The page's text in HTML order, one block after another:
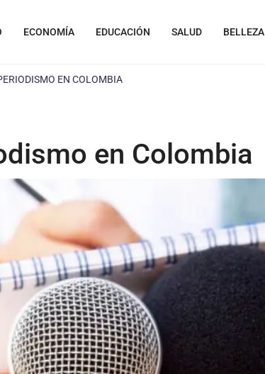
ECONOMÍA EDUCACIÓN SALUD BELLEZA
EN COLOMBIA
en Colombia